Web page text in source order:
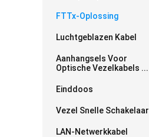
FTTx-Oplossing
Luchtgeblazen Kabel
Aanhangsels Voor
Optische Vezelkabels ...
Einddoos
Vezel Snelle Schakelaar
LAN-Netwerkkabel